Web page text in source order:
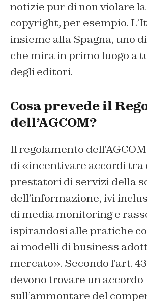
notizie pur di non violare
copyright, per esempio.
insieme alla Spagna, uno
che mira in primo luogo a
degli editori.
Cosa prevede il
dell’AGCOM?
Il regolamento
di «incentivare accordi tra
prestatori di servizi della
dell’informazione, ivi
dimedia monitoringe
ispirandosi alle pratiche
ai modelli di business
mercato». Secondo l’art.
devono trovare un accordo
sull’ammontare del